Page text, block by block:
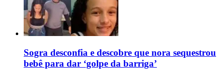
Sogra desconfia e descobre que nora sequestrou
bebê para dar ‘golpe da barriga’